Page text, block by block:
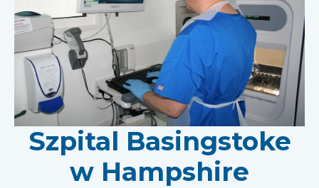
Szpital Basingstoke
w Hampshire